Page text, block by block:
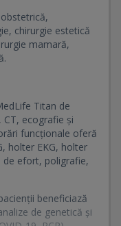
chirurgie estetică
mamară,
Titan de
ecografie și
funcționale oferă
holter EKG, holter
de efort, poligrafie,
beneficiază
de genetică și